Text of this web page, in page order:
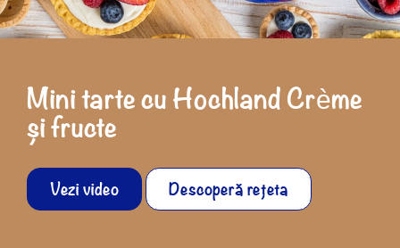
Mini tarte cu Hochland Crème
și fructe
Vezi video Descoperă rețeta